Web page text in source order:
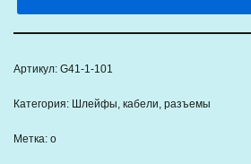
Артикул: G41-1-101
Категория: Шлейфы, кабели, разъемы
Метка: о